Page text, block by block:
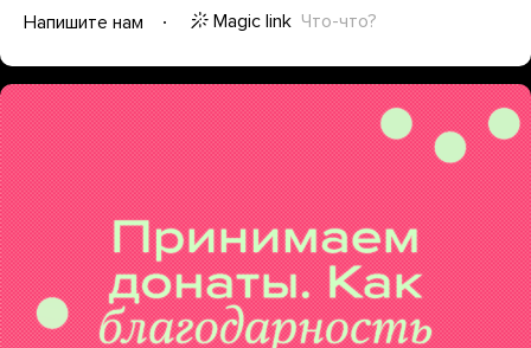
Напишите нам
Magic link Что-что?